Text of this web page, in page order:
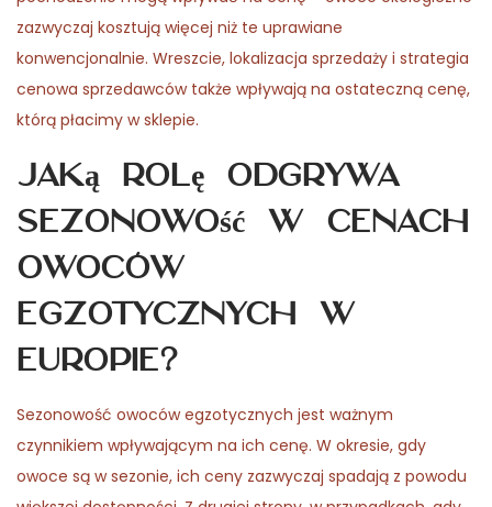
zazwyczaj kosztują więcej niż te uprawiane
konwencjonalnie. Wreszcie, lokalizacja sprzedaży i strategia
cenowa sprzedawców także wpływają na ostateczną cenę,
którą płacimy w sklepie.
Jaką rolę odgrywa
sezonowość w cenach
owoców
egzotycznych w
Europie?
Sezonowość owoców egzotycznych jest ważnym
czynnikiem wpływającym na ich cenę. W okresie, gdy
owoce są w sezonie, ich ceny zazwyczaj spadają z powodu